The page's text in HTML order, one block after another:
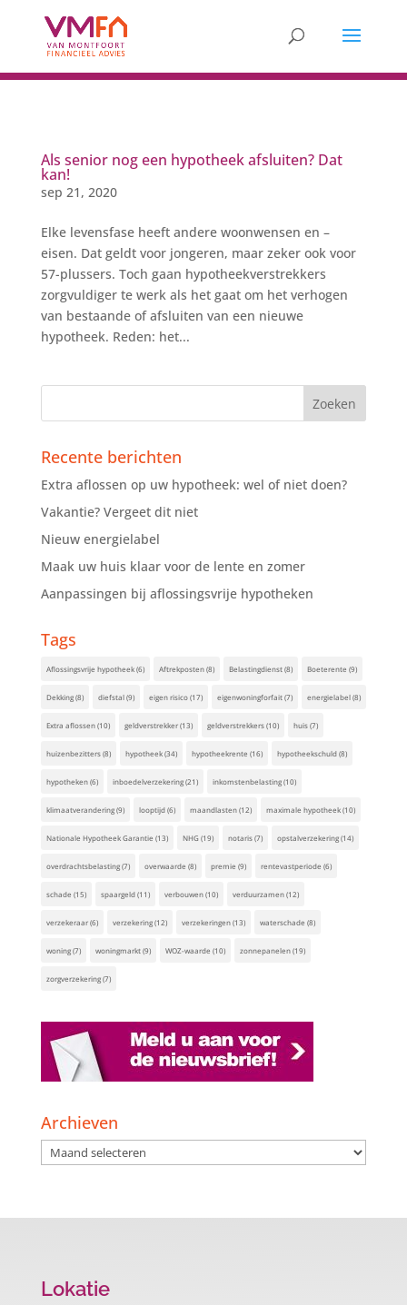
Als senior nog een hypotheek afsluiten? Dat
kan!
sep 21, 2020
Elke levensfase heeft andere woonwensen en –
eisen. Dat geldt voor jongeren, maar zeker ook voor
57-plussers. Toch gaan hypotheekverstrekkers
zorgvuldiger te werk als het gaat om het verhogen
van bestaande of afsluiten van een nieuwe
hypotheek. Reden: het...
Recente berichten
Extra aflossen op uw hypotheek: wel of niet doen?
Vakantie? Vergeet dit niet
Nieuw energielabel
Maak uw huis klaar voor de lente en zomer
Aanpassingen bij aflossingsvrije hypotheken
Tags
Aflossingsvrije hypotheek(6) Aftrekposten(8) Belastingdienst(8) Boeterente (9)
Dekking(8) diefstal(9) eigen risico(17) eigenwoningforfait(7) energielabel(8)
Extra aflossen(10) geldverstrekker(13) geldverstrekkers(10) huis(7)
huizenbezitters(8) hypotheek(34) hypotheekrente (16) hypotheekschuld(8)
hypotheken(6) inboedelverzekering(21) inkomstenbelasting(10)
klimaatverandering(9) looptijd(6) maandlasten(12) maximale hypotheek(10)
Nationale Hypotheek Garantie (13) NHG(19) notaris(7) opstalverzekering(14)
overdrachtsbelasting(7) overwaarde (8) premie (9) rentevastperiode (6)
schade (15) spaargeld(11) verbouwen(10) verduurzamen(12)
verzekeraar(6) verzekering(12) verzekeringen(13) waterschade (8)
woning(7) woningmarkt(9) WOZ-waarde (10) zonnepanelen(19)
zorgverzekering(7)
Archieven
Archieven
Lokatie